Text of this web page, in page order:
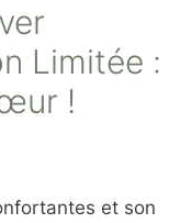
Limitée :
!
et son